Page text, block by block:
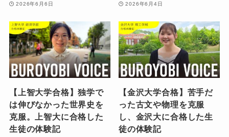
2026年6月6日 2026年6月4日
【上智大学合格】独学で
は伸びなかった世界史を
克服。上智大に合格した
生徒の体験記
【金沢大学合格】苦手だ
った古文や物理を克服
し、金沢大に合格した生
徒の体験記